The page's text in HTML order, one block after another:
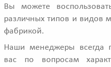
Вы можете
различных типов и видов
фабрикой.
Наши менеджеры всегда
вас по вопросам